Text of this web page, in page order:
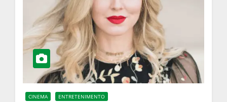
CINEMA ENTRETENIMENTO